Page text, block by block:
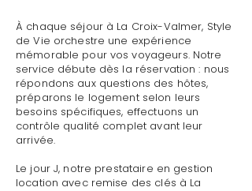
À chaque séjour à La Croix-Valmer, Style
de Vie orchestre une expérience
mémorable pour vos voyageurs. Notre
service débute dès la réservation : nous
répondons aux questions des hôtes,
préparons le logement selon leurs
besoins spécifiques, effectuons un
contrôle qualité complet avant leur
arrivée.
Le jour J, notre prestataire en gestion
location avec remise des clés à La